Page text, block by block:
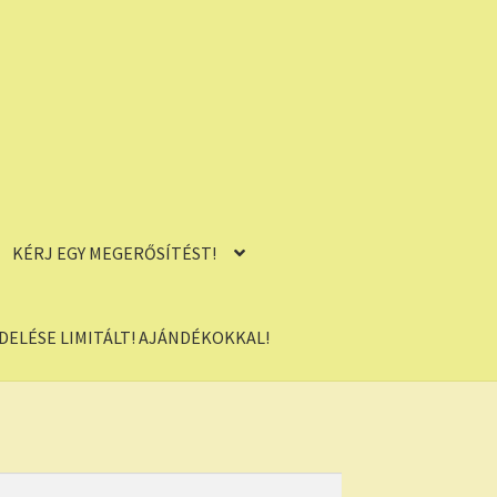
KÉRJ EGY MEGERŐSÍTÉST!
LIMITÁLT! AJÁNDÉKOKKAL!